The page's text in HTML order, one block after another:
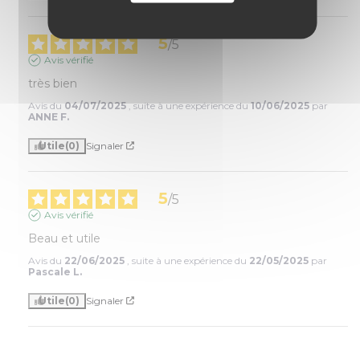
5/5
Avis vérifié
très bien
Avis du 04/07/2025 , suite à une expérience du10/06/2025 par
ANNE F.
Utile(0) Signaler
5/5
Avis vérifié
Beau et utile
Avis du 22/06/2025 , suite à une expérience du 22/05/2025 par
Pascale L.
Utile(0) Signaler